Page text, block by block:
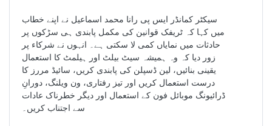
سیکٹر کمانڈر ایس پی رانا محمد اسماعیل نے اپنے خطاب
میں کہا کہ ٹریفک قوانین کی مکمل پابندی ہی سڑکوں پر
حادثات میں نمایاں کمی لا سکتی ہے۔ انہوں نے شرکاء پر
زور دیا کہ وہ ہمیشہ سیٹ بیلٹ اور ہیلمٹ کا استعمال
یقینی بنائیں، لین ڈسپلن کی پابندی کریں، سائیڈ مررز کا
درست استعمال کریں اور تیز رفتاری، ون ویلنگ، دورانِ
ڈرائیونگ موبائل فون کے استعمال اور دیگر خطرناک عادات
سے اجتناب کریں۔